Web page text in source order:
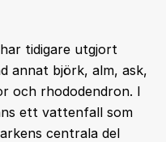
tidigare utgjort
annat björk, alm, ask,
och rhododendron. I
ett vattenfall som
centrala del